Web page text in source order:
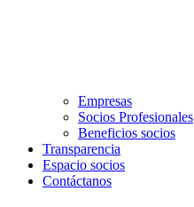
Empresas
Socios Profesionales
Beneficios socios
Transparencia
Espacio socios
Contáctanos